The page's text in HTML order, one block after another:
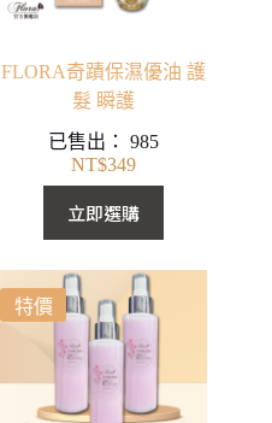
FLORA奇蹟保濕優油 護
髮 瞬護
已售出：985
NT$349
立即選購
特價